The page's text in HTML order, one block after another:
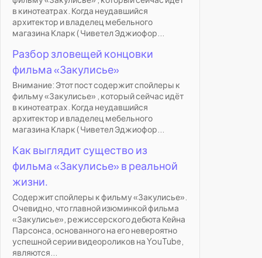
в кинотеатрах. Когда неудавшийся
архитектор и владелец мебельного
магазина Кларк ( Чиветел Эджиофор...
Разбор зловещей концовки
фильма «Закулисье»
Внимание: Этот пост содержит спойлеры к
фильму «Закулисье» , который сейчас идёт
в кинотеатрах. Когда неудавшийся
архитектор и владелец мебельного
магазина Кларк ( Чиветел Эджиофор...
Как выглядит существо из
фильма «Закулисье» в реальной
жизни.
Содержит спойлеры к фильму «Закулисье».
Очевидно, что главной изюминкой фильма
«Закулисье», режиссерского дебюта Кейна
Парсонса, основанного на его невероятно
успешной серии видеороликов на YouTube,
являются...